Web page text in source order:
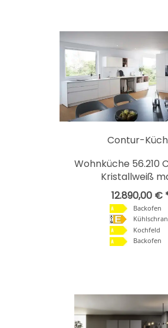
Contur-
Wohnküche 56.210
Kristallweiß
12.890,00 €
Backofen
Kochfeld
Backofen